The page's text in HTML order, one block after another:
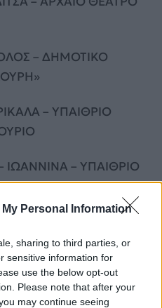
Personal Information
sharing to third parties, or
sensitive information for
use the below opt-out
Please note that after your
may continue seeing
– ΔΗΜΟΤΙΚΟ
– ΥΠΑΙΘΡΙΟ
ΙΩΑΝΝΙΝΑ – ΥΠΑΙΘΡΙΟ
– ΔΗΜΟΤΙΚΟ
ΡΙΤΣΟΣ»